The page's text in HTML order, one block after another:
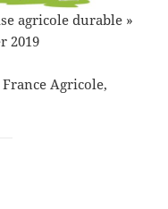
agricole durable »
2019
Agricole,